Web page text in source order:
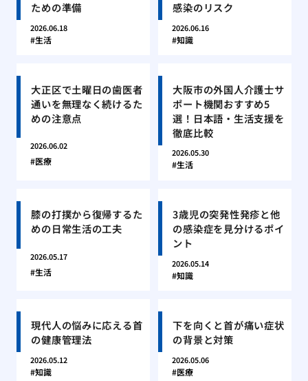
ための準備
2026.06.18
生活
感染のリスク
2026.06.16
知識
大正区で土曜日の歯医者
通いを無理なく続けるた
めの注意点
2026.06.02
医療
大阪市の外国人介護士サ
ポート機関おすすめ5
選！日本語・生活支援を
徹底比較
2026.05.30
生活
膝の打撲から復帰するた
めの日常生活の工夫
2026.05.17
生活
3歳児の突発性発疹と他
の感染症を見分けるポイ
ント
2026.05.14
知識
現代人の悩みに応える首
の健康管理法
2026.05.12
知識
下を向くと首が痛い症状
の背景と対策
2026.05.06
医療